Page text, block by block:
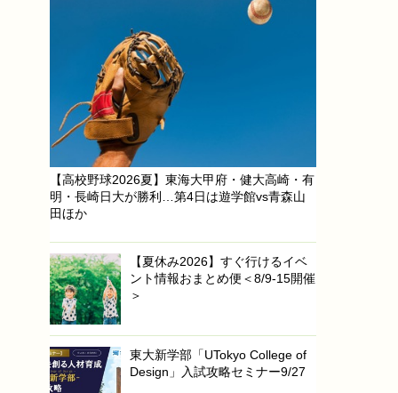
【高校野球2026夏】東海大甲府・健大高崎・有
明・長崎日大が勝利…第4日は遊学館vs青森山
田ほか
【夏休み2026】すぐ行けるイベ
ント情報おまとめ便＜8/9-15開催
＞
東大新学部「UTokyo College of
Design」入試攻略セミナー9/27